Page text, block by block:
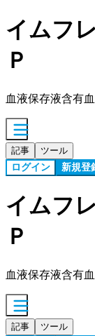
イムフ
Ｐ
血液保存液含有
記事 ツール
ログイン 新規登
イムフ
Ｐ
血液保存液含有
記事 ツール